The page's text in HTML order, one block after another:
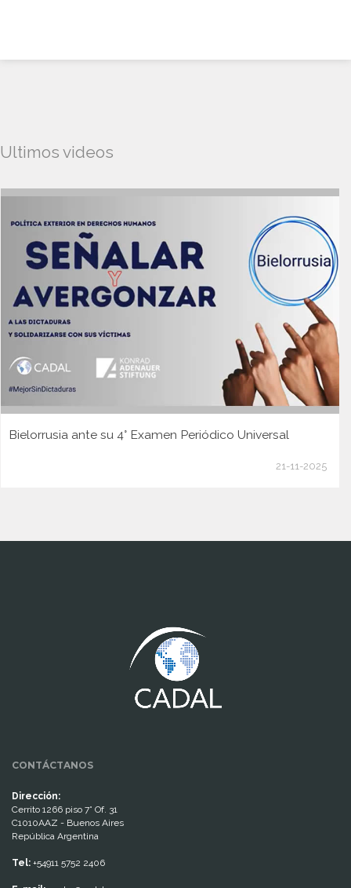
Ultimos videos
Bielorrusia ante su 4° Examen Periódico Universal
21-11-2025
CONTÁCTANOS
Dirección:
Cerrito 1266 piso 7° Of. 31
C1010AAZ - Buenos Aires
República Argentina
Tel: +54911 5752 2406